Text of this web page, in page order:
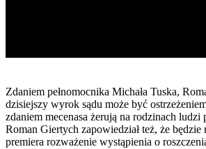
Zdaniem pełnomocnika Michała Tuska,
dzisiejszy wyrok sądu może być
zdaniem mecenasa żerują na rodzinach ludzi
Roman Giertych zapowiedział też, że będzie
premiera rozważenie wystąpienia o